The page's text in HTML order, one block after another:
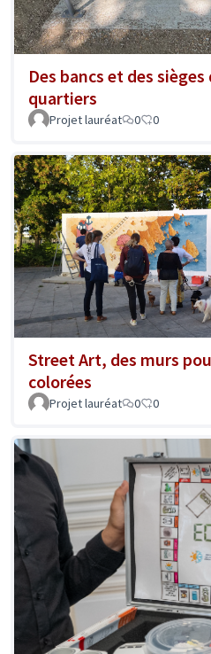
Des bancs et des
quartiers
Projet lauréat 0 0
Street Art, des murs
colorées
Projet lauréat 0 0